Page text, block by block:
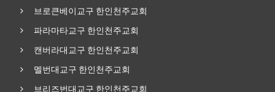
브로큰베이교구 한인천주교회
파라마타교구 한인천주교회
캔버라대교구 한인천주교회
멜번대교구 한인천주교회
브리즈번대교구 한인천주교회